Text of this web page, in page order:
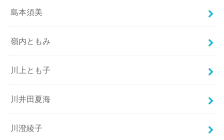
島本須美
嶺内ともみ
川上とも子
川井田夏海
川澄綾子